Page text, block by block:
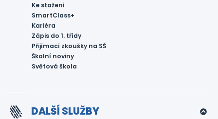
Ke stažení
SmartClass+
Kariéra
Zápis do 1. třídy
Přijímací zkoušky na SŠ
Školní noviny
Světová škola
DALŠÍ SLUŽBY